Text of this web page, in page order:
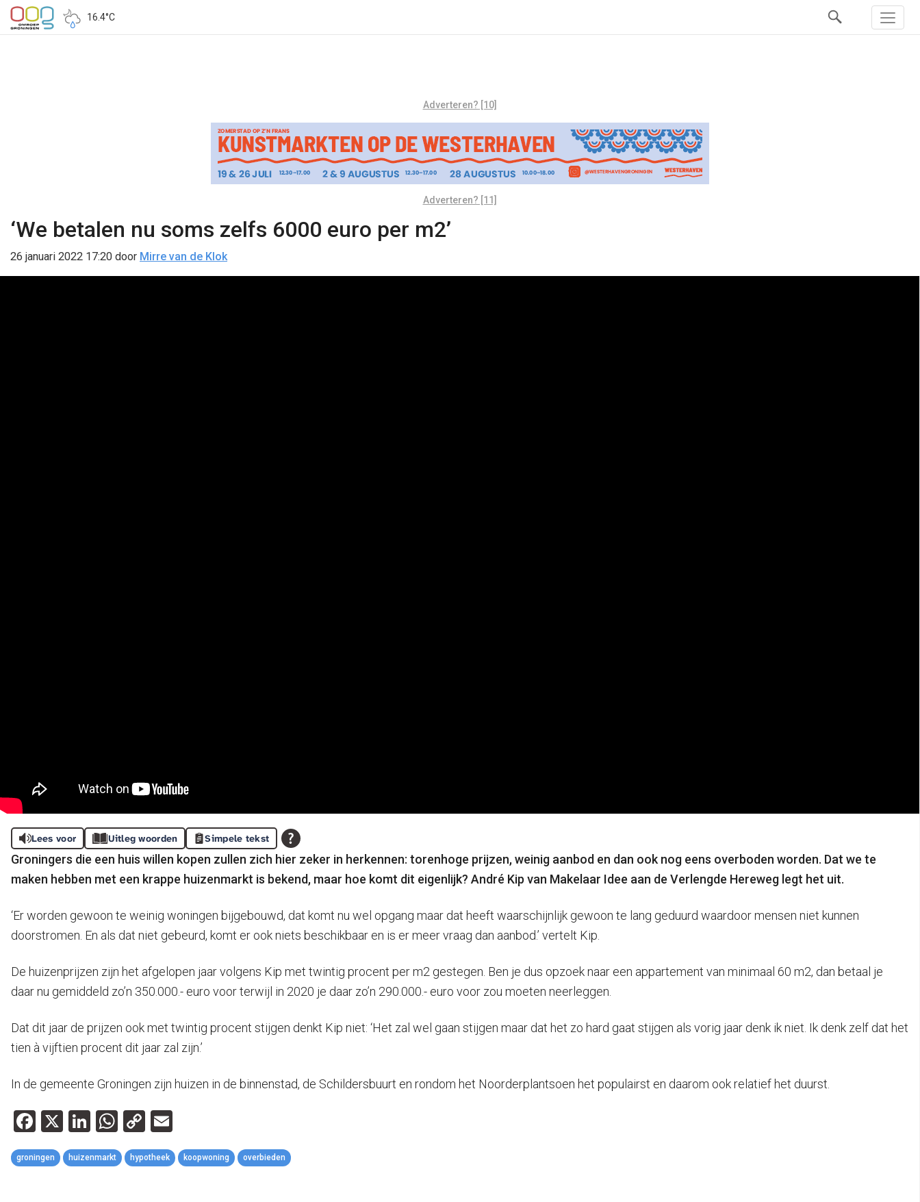
16.4°C
Adverteren? [10]
Adverteren? [11]
‘We betalen nu soms zelfs 6000 euro per m2’
26 januari 2022 17:20 door Mirre van de Klok
Lees voor Uitleg woorden Simpele tekst
Groningers die een huis willen kopen zullen zich hier zeker in herkennen: torenhoge prijzen, weinig aanbod en dan ook nog eens overboden worden. Dat we te
maken hebben met een krappe huizenmarkt is bekend, maar hoe komt dit eigenlijk? André Kip van Makelaar Idee aan de Verlengde Hereweg legt het uit.
‘Er worden gewoon te weinig woningen bijgebouwd, dat komt nu wel opgang maar dat heeft waarschijnlijk gewoon te lang geduurd waardoor mensen niet kunnen
doorstromen. En als dat niet gebeurd, komt er ook niets beschikbaar en is er meer vraag dan aanbod.’ vertelt Kip.
De huizenprijzen zijn het afgelopen jaar volgens Kip met twintig procent per m2 gestegen. Ben je dus opzoek naar een appartement van minimaal 60 m2, dan betaal je
daar nu gemiddeld zo’n 350.000.- euro voor terwijl in 2020 je daar zo’n 290.000.- euro voor zou moeten neerleggen.
Dat dit jaar de prijzen ook met twintig procent stijgen denkt Kip niet: ‘Het zal wel gaan stijgen maar dat het zo hard gaat stijgen als vorig jaar denk ik niet. Ik denk zelf dat het
tien à vijftien procent dit jaar zal zijn.’
In de gemeente Groningen zijn huizen in de binnenstad, de Schildersbuurt en rondom het Noorderplantsoen het populairst en daarom ook relatief het duurst.
Facebook
X LinkedIn
WhatsApp
Copy
Link
groningen huizenmarkt hypotheek koopwoning overbieden